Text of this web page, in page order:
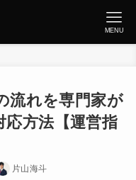
MENU
流れを専門家が
応方法【運営指
片山海斗